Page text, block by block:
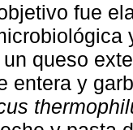
fue
queso
entera y